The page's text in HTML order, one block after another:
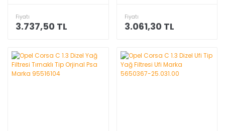
Fiyatı
3.737,50 TL
Fiyatı
3.061,30 TL